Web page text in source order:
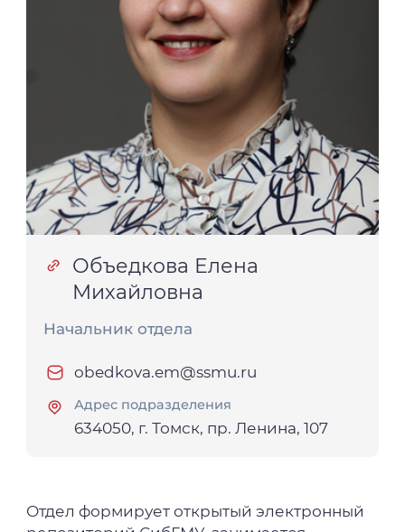
Объедкова Елена
Михайловна
Начальник отдела
obedkova.em@ssmu.ru
Адрес подразделения
634050, г. Томск, пр. Ленина, 107
Отдел формирует открытый электронный